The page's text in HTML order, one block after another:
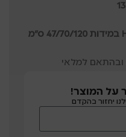
ובהתאם למלאי
על המוצר!
יחזור בהקדם